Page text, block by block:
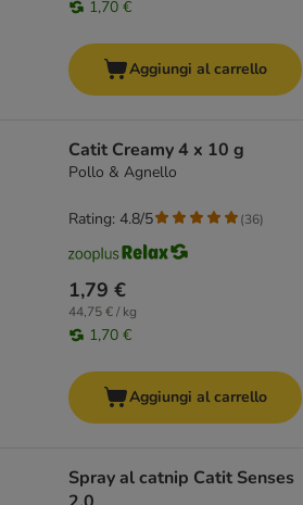
1,70 €
Aggiungi al carrello
Catit Creamy 4 x 10 g
Pollo & Agnello
1,79 €
44,75 € / kg
1,70 €
Rating: 4.8/5 (36)
Aggiungi al carrello
Spray al catnip Catit Senses